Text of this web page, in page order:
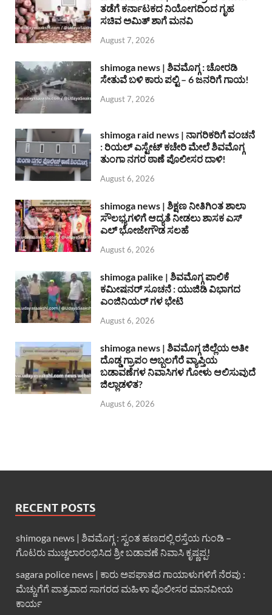
ತಡೆಗೆ ಕರ್ನಾಟಕದ ನಿಯೋಗದಿಂದ ಗೃಹ
ಸಚಿವ ಅಮಿತ್ ಶಾಗೆ ಮನವಿ
August 7, 2026
shimoga news | ಶಿವಮೊಗ್ಗ : ಚೋರಡಿ
ಸೇತುವೆ ಬಳಿ ಕಾರು ಪಲ್ಟಿ – 6 ಜನರಿಗೆ ಗಾಯ!
August 7, 2026
shimoga raid news | ನಾಗರಿಕರಿಗೆ ವಂಚನೆ
: ರಿಯಲ್ ಎಸ್ಟೇಟ್ ಕಚೇರಿ ಮೇಲೆ ಶಿವಮೊಗ್ಗ
ತುಂಗಾ ನಗರ ಠಾಣೆ ಪೊಲೀಸರ ದಾಳಿ!
August 6, 2026
shimoga news | ಶಿಕ್ಷಣ ನೀತಿಗಿಂತ ಶಾಲಾ
ಸೌಲಭ್ಯಗಳಿಗೆ ಆದ್ಯತೆ ನೀಡಲು ಶಾಸಕ ಎಸ್
ಎಲ್ ಭೋಜೇಗೌಡ ಸಲಹೆ
August 6, 2026
shimoga palike | ಶಿವಮೊಗ್ಗ ಪಾಲಿಕೆ
ಕಮೀಷನರ್ ಸೂಚನೆ : ಯುಜಿಡಿ ವಿಭಾಗದ
ಎಂಜಿನಿಯರ್ ಗಳ ಭೇಟಿ
August 6, 2026
shimoga news | ಶಿವಮೊಗ್ಗ ಜಿಲ್ಲೆಯ ಅತೀ
ದೊಡ್ಡ ಗ್ರಾಪಂ ಅಬ್ಬಲಗೆರೆ ವ್ಯಾಪ್ತಿಯ
ಬಡಾವಣೆಗಳ ನಿವಾಸಿಗಳ ಗೋಳು ಆಲಿಸುವುದೆ
ಜಿಲ್ಲಾಡಳಿತ?
August 6, 2026
RECENT POSTS
shimoga news | ಶಿವಮೊಗ್ಗ : ಸ್ವಂತ ಹಣದಲ್ಲಿ ರಸ್ತೆಯ ಗುಂಡಿ –
ಗೊಟರು ಮುಚ್ಚಲಾರಂಭಿಸಿದ ಶ್ರೀ ಬಡಾವಣೆ ನಿವಾಸಿ ಕೃಷ್ಣಪ್ಪ!
sagara police news | ಕಾರು ಅಪಘಾತದ ಗಾಯಾಳುಗಳಿಗೆ ನೆರವು :
ಮೆಚ್ಚುಗೆಗೆ ಪಾತ್ರವಾದ ಸಾಗರದ ಮಹಿಳಾ ಪೊಲೀಸರ ಮಾನವೀಯ
ಕಾರ್ಯ